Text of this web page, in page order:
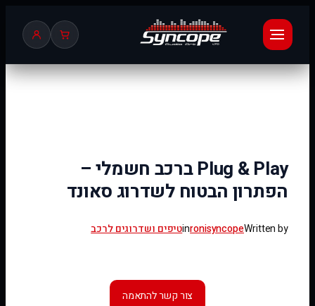
לדלג
Plug & Play ברכב חשמלי –
הפתרון הבטוח לשדרוג סאונד
Written by
ronisyncope
inטיפים ושדרוגים לרכב